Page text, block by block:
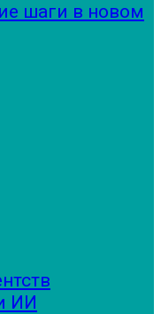
шаги в новом
ИИ